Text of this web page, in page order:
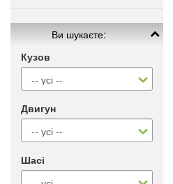
Ви шукаєте:
Кузов
Двигун
Шасі